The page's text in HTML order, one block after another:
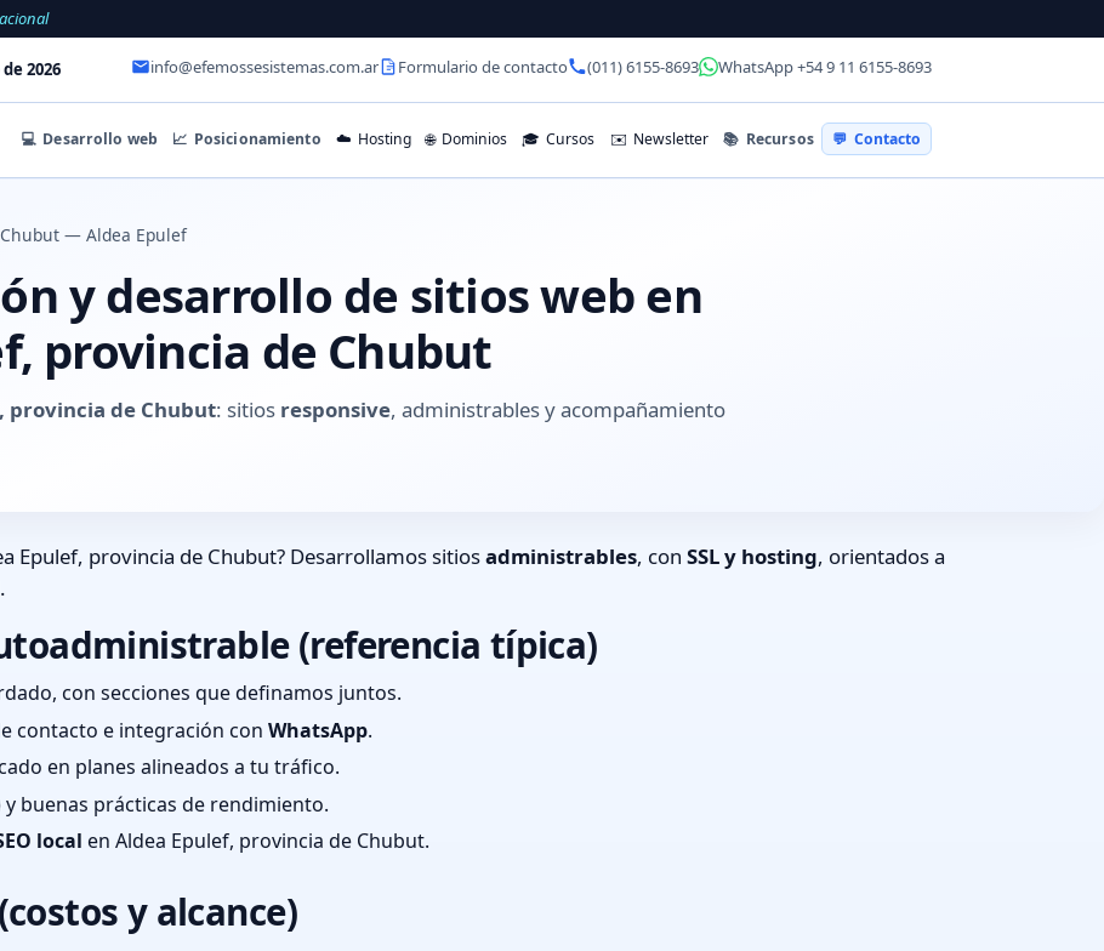
2026 info@efemossesistemas.com.ar Formulario de contacto (011) 6155-8693 WhatsApp +54 9 11 6155-8693
💻 Desarrollo web 📈 Posicionamiento ☁️ Hosting 🌐 Dominios 🎓 Cursos ✉️ Newsletter 📚 Recursos 💬 Contacto
Chubut — Aldea Epulef
y desarrollo de sitios web en
provincia de Chubut
provincia de Chubut: sitios responsive, administrables y acompañamiento
Epulef, provincia de Chubut? Desarrollamos sitiosadministrables, con SSL y hosting, orientados a
(referencia típica)
con secciones que definamos juntos.
contacto e integración con WhatsApp.
en planes alineados a tu tráfico.
buenas prácticas de rendimiento.
local en Aldea Epulef, provincia de Chubut.
y alcance)